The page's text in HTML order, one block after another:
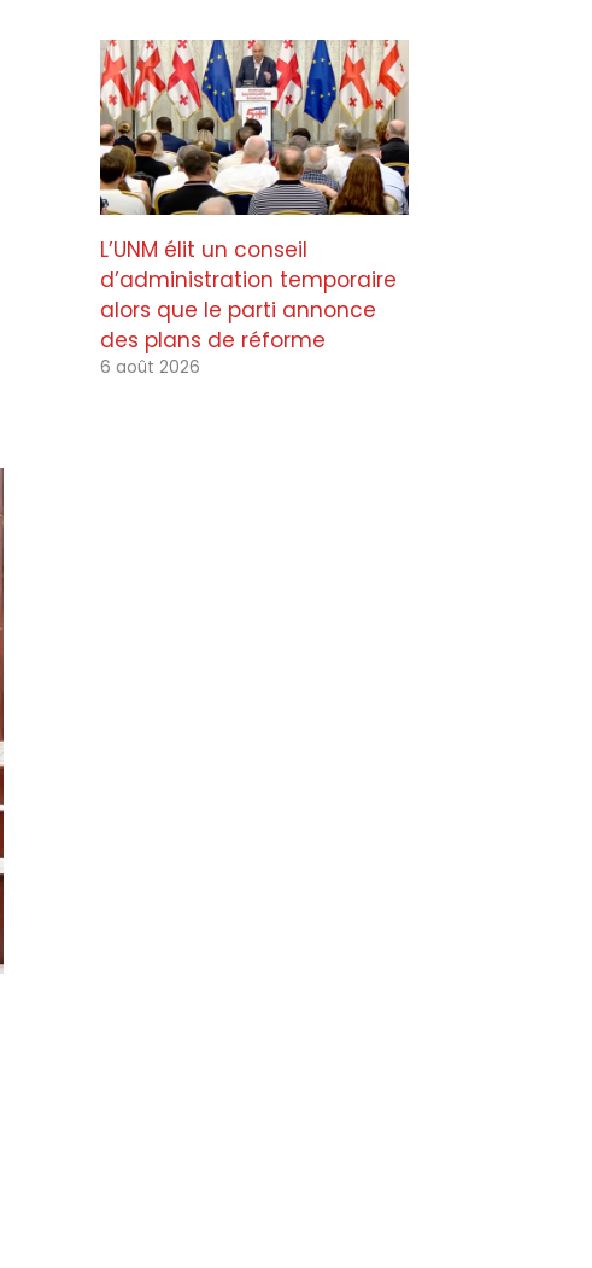
L’UNM élit un conseil
d’administration temporaire
alors que le parti annonce
des plans de réforme
6 août 2026